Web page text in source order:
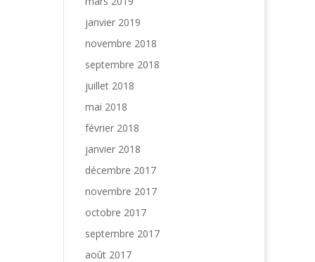
janvier 2019
novembre 2018
septembre 2018
juillet 2018
mai 2018
février 2018
janvier 2018
décembre 2017
novembre 2017
octobre 2017
septembre 2017
août 2017